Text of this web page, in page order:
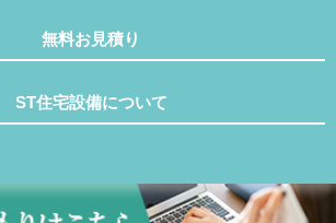
無料お見積り
ST住宅設備について
© ST住宅設備 All Rights Reserved.